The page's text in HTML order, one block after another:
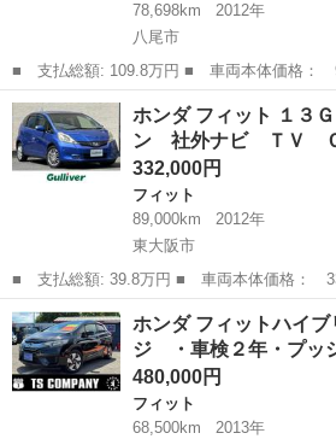
78,698km
2012年
八尾市
■ 支払総額: 109.8万円 ■ 車両本体価格： 978,000 円 ■ メーカー
名： ホンダ ■ 車種名： フィット ■ グレ
ｔｈアニバーサリー ☆ワンオーナー☆６速
☆フルノー...
大阪 八尾市 フィット
ホンダ フィット １３
ン 社外ナビ ＴＶ
332,000円
フィット
89,000km
2012年
東大阪市
■ 支払総額: 39.8万円 ■ 車両本体価格： 332,000 円 ■ メーカー
名： ホンダ ■ 車種名： フィット ■ グレ
マートセレクション 社外ナビ ＴＶ Ｃ
カメラ ビル...
大阪 東大阪市 フィット
ホンダ フィットハイ
ジ ・車検２年・プッ
480,000円
フィット
68,500km
2013年